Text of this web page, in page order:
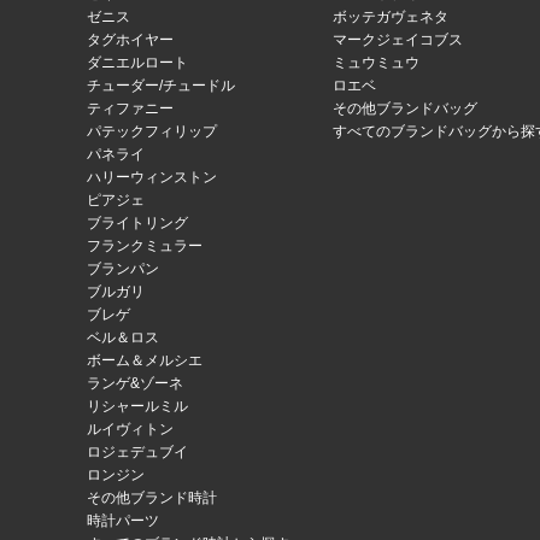
ゼニス
タグホイヤー
ダニエルロート
チューダー/チュードル
ティファニー
パテックフィリップ
パネライ
ハリーウィンストン
ピアジェ
ブライトリング
フランクミュラー
ブランパン
ブルガリ
ブレゲ
ベル＆ロス
ボーム＆メルシエ
ランゲ&ゾーネ
リシャールミル
ルイヴィトン
ロジェデュブイ
ロンジン
その他ブランド時計
時計パーツ
ボッテガヴェネタ
マークジェイコブス
ミュウミュウ
ロエベ
その他ブランドバッグ
すべてのブランドバッグから探